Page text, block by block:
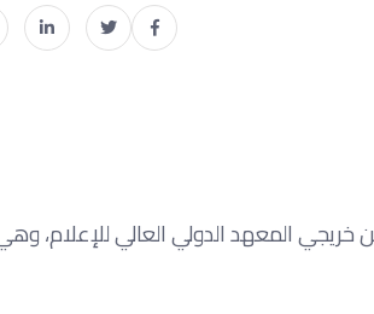
خريجي المعهد الدولي العالي للإعلام،